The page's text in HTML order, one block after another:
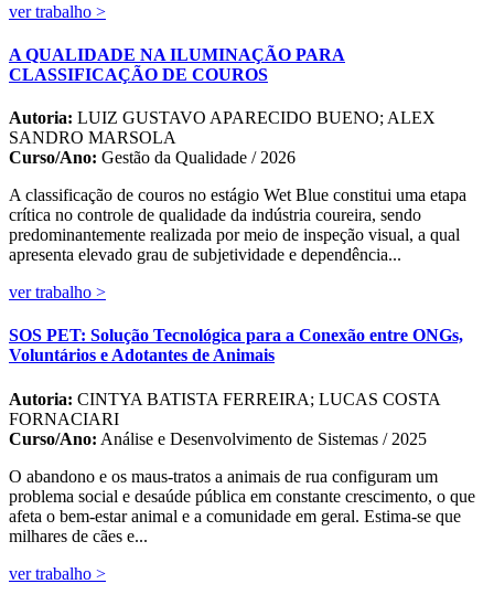
ver trabalho >
A QUALIDADE NA ILUMINAÇÃO PARA
CLASSIFICAÇÃO DE COUROS
Autoria: LUIZ GUSTAVO APARECIDO BUENO; ALEX
SANDRO MARSOLA
Curso/Ano: Gestão da Qualidade / 2026
A classificação de couros no estágio Wet Blue constitui uma etapa
crítica no controle de qualidade da indústria coureira, sendo
predominantemente realizada por meio de inspeção visual, a qual
apresenta elevado grau de subjetividade e dependência...
ver trabalho >
SOS PET: Solução Tecnológica para a Conexão entre ONGs,
Voluntários e Adotantes de Animais
Autoria: CINTYA BATISTA FERREIRA; LUCAS COSTA
FORNACIARI
Curso/Ano: Análise e Desenvolvimento de Sistemas / 2025
O abandono e os maus-tratos a animais de rua configuram um
problema social e desaúde pública em constante crescimento, o que
afeta o bem-estar animal e a comunidade em geral. Estima-se que
milhares de cães e...
ver trabalho >